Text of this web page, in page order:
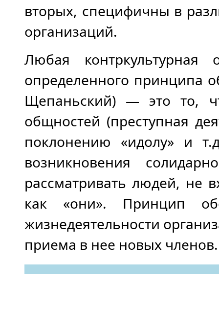
вторых, специфичны в
организаций.
Любая контркультурная
определенного принципа
Щепаньский) — это то,
общностей (преступная
поклонению «идолу» и
возникновения
рассматривать людей, не
как «они». Принцип
жизнедеятельности
приема в нее новых членов.